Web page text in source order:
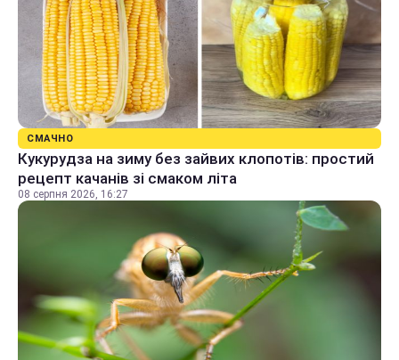
СМАЧНО
Кукурудза на зиму без зайвих клопотів: простий
рецепт качанів зі смаком літа
08 серпня 2026, 16:27